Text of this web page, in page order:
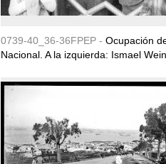
0739-40_36-36FPEP - Ocupación
Nacional. A la izquierda: Ismael